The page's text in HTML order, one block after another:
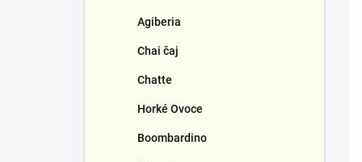
Agiberia
Chai čaj
Chatte
Horké Ovoce
Boombardino